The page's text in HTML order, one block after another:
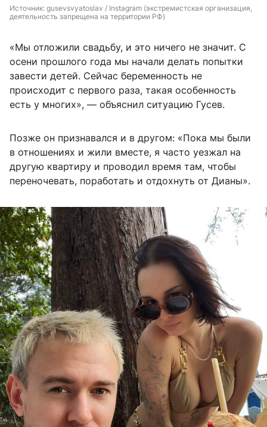
Источник: gusevsvyatoslav / Instagram (экстремистская организация,
деятельность запрещена на территории РФ)
«Мы отложили свадьбу, и это ничего не значит. С
осени прошлого года мы начали делать попытки
завести детей. Сейчас беременность не
происходит с первого раза, такая особенность
есть у многих», — объяснил ситуацию Гусев.
Позже он признавался и в другом: «Пока мы были
в отношениях и жили вместе, я часто уезжал на
другую квартиру и проводил время там, чтобы
переночевать, поработать и отдохнуть от Дианы».